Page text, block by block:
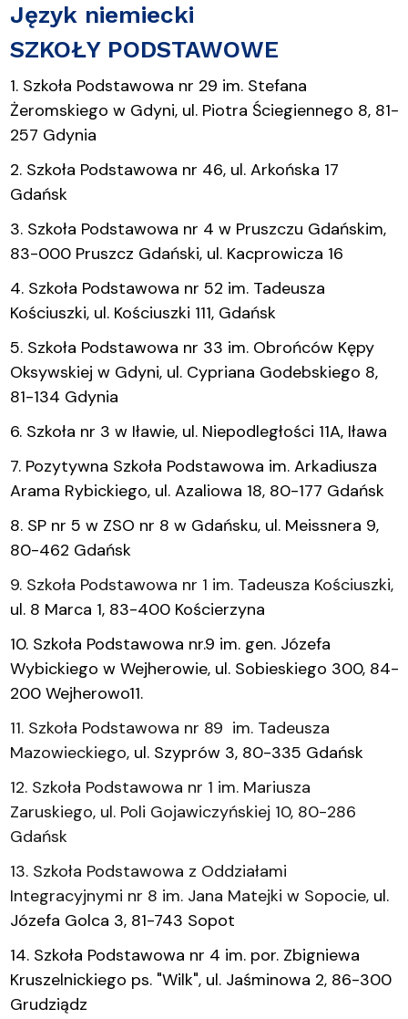
Język niemiecki
SZKOŁY PODSTAWOWE
1. Szkoła Podstawowa nr 29 im. Stefana
Żeromskiego w Gdyni, ul. Piotra Ściegiennego 8, 81-
257 Gdynia
2. Szkoła Podstawowa nr 46, ul. Arkońska 17
Gdańsk
3. Szkoła Podstawowa nr 4 w Pruszczu Gdańskim,
83-000 Pruszcz Gdański, ul. Kacprowicza 16
4. Szkoła Podstawowa nr 52 im. Tadeusza
Kościuszki, ul. Kościuszki 111, Gdańsk
5. Szkoła Podstawowa nr 33 im. Obrońców Kępy
Oksywskiej w Gdyni, ul. Cypriana Godebskiego 8,
81-134 Gdynia
6. Szkoła nr 3 w Iławie, ul. Niepodległości 11A, Iława
7. Pozytywna Szkoła Podstawowa im. Arkadiusza
Arama Rybickiego, ul. Azaliowa 18, 80-177 Gdańsk
8. SP nr 5 w ZSO nr 8 w Gdańsku, ul. Meissnera 9,
80-462 Gdańsk
9. Szkoła Podstawowa nr 1 im. Tadeusza Kościuszki,
ul. 8 Marca 1, 83-400 Kościerzyna
10. Szkoła Podstawowa nr.9 im. gen. Józefa
Wybickiego w Wejherowie, ul. Sobieskiego 300, 84-
200 Wejherowo11.
11. Szkoła Podstawowa nr 89 im. Tadeusza
Mazowieckiego, ul. Szyprów 3, 80-335 Gdańsk
12. Szkoła Podstawowa nr 1 im. Mariusza
Zaruskiego, ul. Poli Gojawiczyńskiej 10, 80-286
Gdańsk
13. Szkoła Podstawowa z Oddziałami
Integracyjnymi nr 8 im. Jana Matejki w Sopocie, ul.
Józefa Golca 3, 81-743 Sopot
14. Szkoła Podstawowa nr 4 im. por. Zbigniewa
Kruszelnickiego ps. "Wilk", ul. Jaśminowa 2, 86-300
Grudziądz